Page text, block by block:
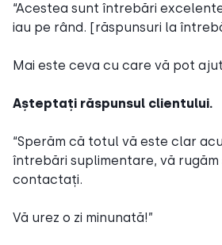
“Acestea sunt întrebări
iau pe rând. [răspunsuri la
Mai este ceva cu care vă pot
Așteptați răspunsul clientului.
“Sperăm că totul vă este clar
întrebări suplimentare, vă rugăm
contactați.
Vă urez o zi minunată!”